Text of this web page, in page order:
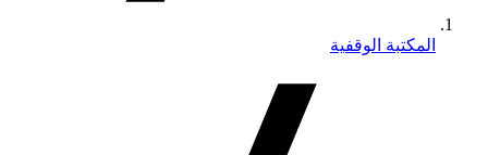
المكتبة الوقفية